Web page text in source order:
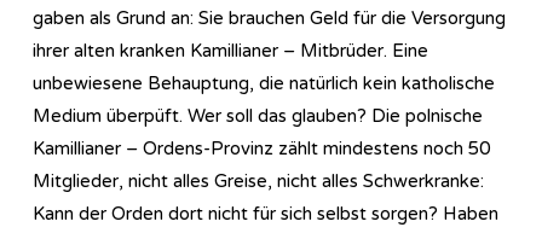
gaben als Grund an: Sie brauchen Geld für die Versorgung
ihrer alten kranken Kamillianer – Mitbrüder. Eine
unbewiesene Behauptung, die natürlich kein katholische
Medium überpüft. Wer soll das glauben? Die polnische
Kamillianer – Ordens-Provinz zählt mindestens noch 50
Mitglieder, nicht alles Greise, nicht alles Schwerkranke:
Kann der Orden dort nicht für sich selbst sorgen? Haben